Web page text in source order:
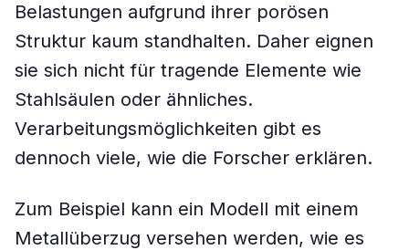
Belastungen aufgrund ihrer porösen
Struktur kaum standhalten. Daher eignen
sie sich nicht für tragende Elemente wie
Stahlsäulen oder ähnliches.
Verarbeitungsmöglichkeiten gibt es
dennoch viele, wie die Forscher erklären.
Zum Beispiel kann ein Modell mit einem
Metallüberzug versehen werden, wie es